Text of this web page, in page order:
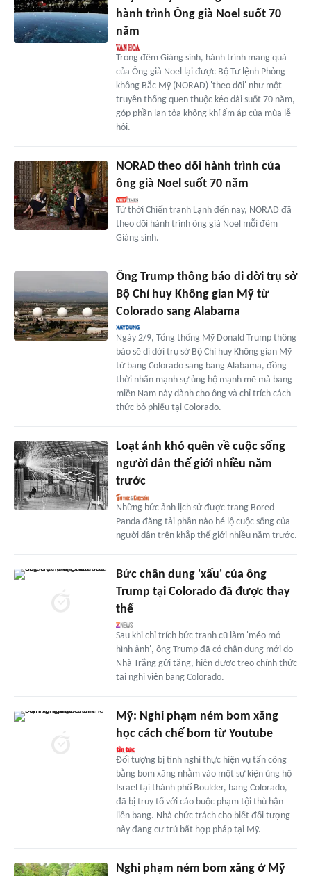
hành trình Ông già Noel suốt 70
năm
Trong đêm Giáng sinh, hành trình mang quà
của Ông già Noel lại được Bộ Tư lệnh Phòng
không Bắc Mỹ (NORAD) 'theo dõi' như một
truyền thống quen thuộc kéo dài suốt 70 năm,
góp phần lan tỏa không khí ấm áp của mùa lễ
hội.
NORAD theo dõi hành trình của
ông già Noel suốt 70 năm
Từ thời Chiến tranh Lạnh đến nay, NORAD đã
theo dõi hành trình ông già Noel mỗi đêm
Giáng sinh.
Ông Trump thông báo di dời trụ sở
Bộ Chỉ huy Không gian Mỹ từ
Colorado sang Alabama
Ngày 2/9, Tổng thống Mỹ Donald Trump thông
báo sẽ di dời trụ sở Bộ Chỉ huy Không gian Mỹ
từ bang Colorado sang bang Alabama, đồng
thời nhấn mạnh sự ủng hộ mạnh mẽ mà bang
miền Nam này dành cho ông và chỉ trích cách
thức bỏ phiếu tại Colorado.
Loạt ảnh khó quên về cuộc sống
người dân thế giới nhiều năm
trước
Những bức ảnh lịch sử được trang Bored
Panda đăng tải phần nào hé lộ cuộc sống của
người dân trên khắp thế giới nhiều năm trước.
Bức chân dung 'xấu' của ông
Trump tại Colorado đã được thay
thế
Sau khi chỉ trích bức tranh cũ làm 'méo mó
hình ảnh', ông Trump đã có chân dung mới do
Nhà Trắng gửi tặng, hiện được treo chính thức
tại nghị viện bang Colorado.
Mỹ: Nghi phạm ném bom xăng
học cách chế bom từ Youtube
Đối tượng bị tình nghi thực hiện vụ tấn công
bằng bom xăng nhằm vào một sự kiện ủng hộ
Israel tại thành phố Boulder, bang Colorado,
đã bị truy tố với cáo buộc phạm tội thù hận
liên bang. Nhà chức trách cho biết đối tượng
này đang cư trú bất hợp pháp tại Mỹ.
Nghi phạm ném bom xăng ở Mỹ